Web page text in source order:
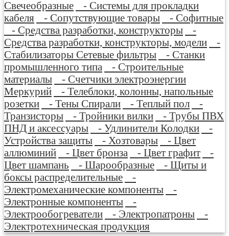
Свечеобразные
- Системы для прокладки
кабеля
- Сопутствующие товары
- Софитные
- Средства разработки, конструкторы
-
Средства разработки, конструкторы, модели
-
Стабилизаторы Сетевые фильтры
- Станки
промышленного типа
- Строительные
материалы
- Счетчики электроэнергии
Меркурий
- Телеблоки, колонны, напольные
розетки
- Тены Спирали - Теплый пол
-
Транзисторы
- Тройники вилки
- Трубы ПВХ
ПНД и аксессуары
- Удлинители Колодки
-
Устройства защиты
- Хозтовары
- Цвет
аллюминий
- Цвет бронза - Цвет графит
-
Цвет шампань
- Шарообразные
- Щиты и
боксы распределительные
-
Электромеханические компоненты
-
Электронные компоненты
-
Электрообогреватели
- Электропатроны
-
Электротехническая продукция